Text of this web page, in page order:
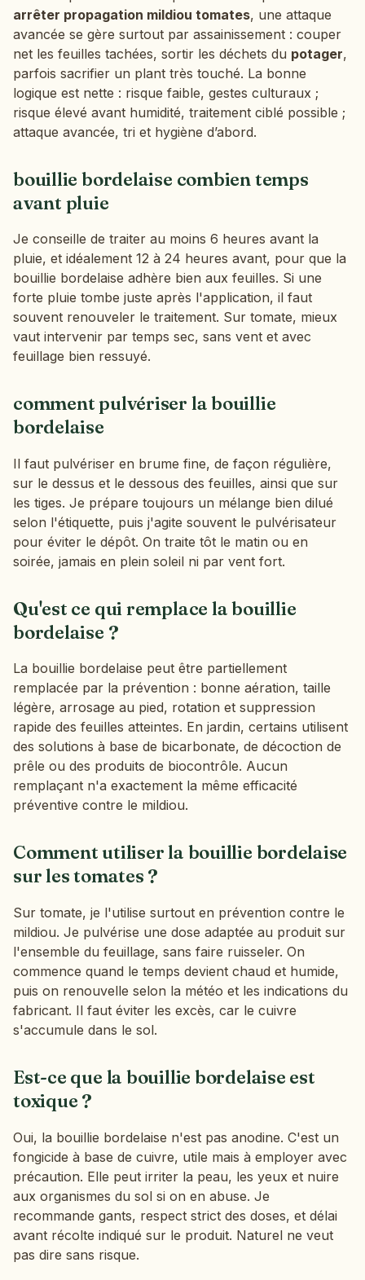
arrêter propagation mildiou tomates, une attaque
avancée se gère surtout par assainissement : couper
net les feuilles tachées, sortir les déchets du potager,
parfois sacrifier un plant très touché. La bonne
logique est nette : risque faible, gestes culturaux ;
risque élevé avant humidité, traitement ciblé possible ;
attaque avancée, tri et hygiène d’abord.
bouillie bordelaise combien temps
avant pluie
Je conseille de traiter au moins 6 heures avant la
pluie, et idéalement 12 à 24 heures avant, pour que la
bouillie bordelaise adhère bien aux feuilles. Si une
forte pluie tombe juste après l'application, il faut
souvent renouveler le traitement. Sur tomate, mieux
vaut intervenir par temps sec, sans vent et avec
feuillage bien ressuyé.
comment pulvériser la bouillie
bordelaise
Il faut pulvériser en brume fine, de façon régulière,
sur le dessus et le dessous des feuilles, ainsi que sur
les tiges. Je prépare toujours un mélange bien dilué
selon l'étiquette, puis j'agite souvent le pulvérisateur
pour éviter le dépôt. On traite tôt le matin ou en
soirée, jamais en plein soleil ni par vent fort.
Qu'est ce qui remplace la bouillie
bordelaise ?
La bouillie bordelaise peut être partiellement
remplacée par la prévention : bonne aération, taille
légère, arrosage au pied, rotation et suppression
rapide des feuilles atteintes. En jardin, certains utilisent
des solutions à base de bicarbonate, de décoction de
prêle ou des produits de biocontrôle. Aucun
remplaçant n'a exactement la même efficacité
préventive contre le mildiou.
Comment utiliser la bouillie bordelaise
sur les tomates ?
Sur tomate, je l'utilise surtout en prévention contre le
mildiou. Je pulvérise une dose adaptée au produit sur
l'ensemble du feuillage, sans faire ruisseler. On
commence quand le temps devient chaud et humide,
puis on renouvelle selon la météo et les indications du
fabricant. Il faut éviter les excès, car le cuivre
s'accumule dans le sol.
Est-ce que la bouillie bordelaise est
toxique ?
Oui, la bouillie bordelaise n'est pas anodine. C'est un
fongicide à base de cuivre, utile mais à employer avec
précaution. Elle peut irriter la peau, les yeux et nuire
aux organismes du sol si on en abuse. Je
recommande gants, respect strict des doses, et délai
avant récolte indiqué sur le produit. Naturel ne veut
pas dire sans risque.